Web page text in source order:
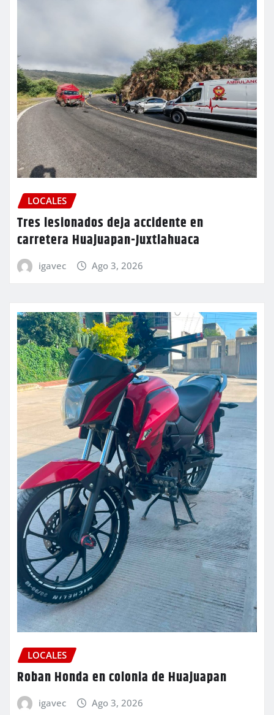
LOCALES
Tres lesionados deja accidente en
carretera Huajuapan-Juxtlahuaca
igavec Ago 3, 2026
LOCALES
Roban Honda en colonia de Huajuapan
igavec Ago 3, 2026